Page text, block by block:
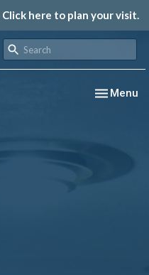
Click here to plan your visit.
Toggle
Menu